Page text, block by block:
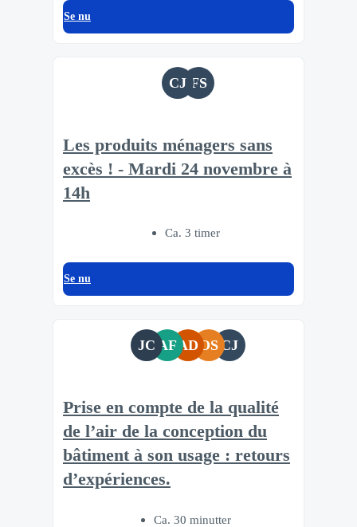
Se nu
CJ FS
Les produits ménagers sans
excès ! - Mardi 24 novembre à
14h
Ca. 3 timer
Se nu
JC AF AD OS CJ
Prise en compte de la qualité
de l’air de la conception du
bâtiment à son usage : retours
d’expériences.
Ca. 30 minutter